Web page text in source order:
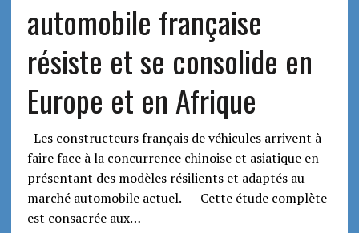
automobile française
résiste et se consolide en
Europe et en Afrique
Les constructeurs français de véhicules arrivent à
faire face à la concurrence chinoise et asiatique en
présentant des modèles résilients et adaptés au
marché automobile actuel. Cette étude complète
est consacrée aux…